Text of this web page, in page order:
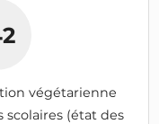
végétarienne
(état des